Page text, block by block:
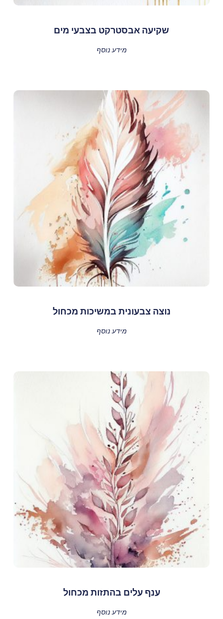
שקיעה אבסטרקט בצבעי מים
מידע נוסף
נוצה צבעונית במשיכות מכחול
מידע נוסף
ענף עלים בהתזות מכחול
מידע נוסף